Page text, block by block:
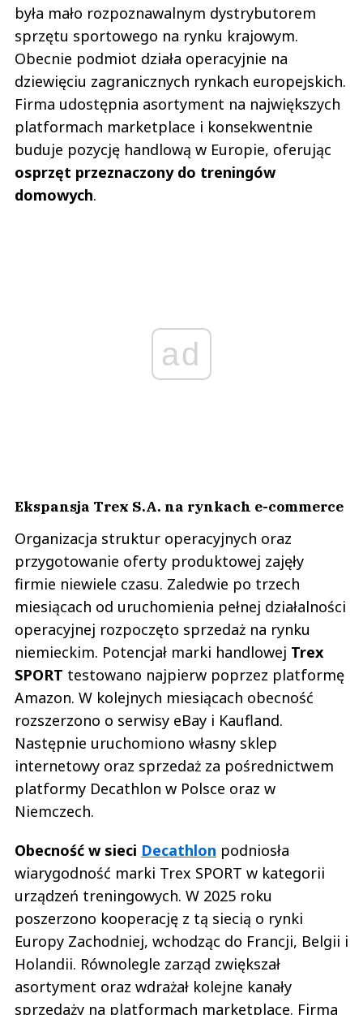
była mało rozpoznawalnym dystrybutorem
sprzętu sportowego na rynku krajowym.
Obecnie podmiot działa operacyjnie na
dziewięciu zagranicznych rynkach europejskich.
Firma udostępnia asortyment na największych
platformach marketplace i konsekwentnie
buduje pozycję handlową w Europie, oferując
osprzęt przeznaczony do treningów
domowych.
ad
Ekspansja Trex S.A. na rynkach e-commerce
Organizacja struktur operacyjnych oraz
przygotowanie oferty produktowej zajęły
firmie niewiele czasu. Zaledwie po trzech
miesiącach od uruchomienia pełnej działalności
operacyjnej rozpoczęto sprzedaż na rynku
niemieckim. Potencjał marki handlowej Trex
SPORT testowano najpierw poprzez platformę
Amazon. W kolejnych miesiącach obecność
rozszerzono o serwisy eBay i Kaufland.
Następnie uruchomiono własny sklep
internetowy oraz sprzedaż za pośrednictwem
platformy Decathlon w Polsce oraz w
Niemczech.
Obecność w sieci Decathlon podniosła
wiarygodność marki Trex SPORT w kategorii
urządzeń treningowych. W 2025 roku
poszerzono kooperację z tą siecią o rynki
Europy Zachodniej, wchodząc do Francji, Belgii i
Holandii. Równolegle zarząd zwiększał
asortyment oraz wdrażał kolejne kanały
sprzedaży na platformach marketplace. Firma